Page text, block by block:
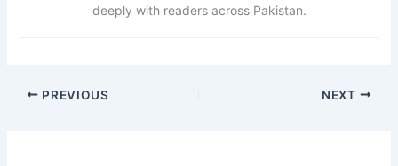
deeply with readers across Pakistan.
PREVIOUS NEXT